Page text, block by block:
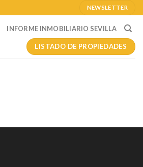
NEWSLETTER
INFORME INMOBILIARIO SEVILLA
LISTADO DE PROPIEDADES